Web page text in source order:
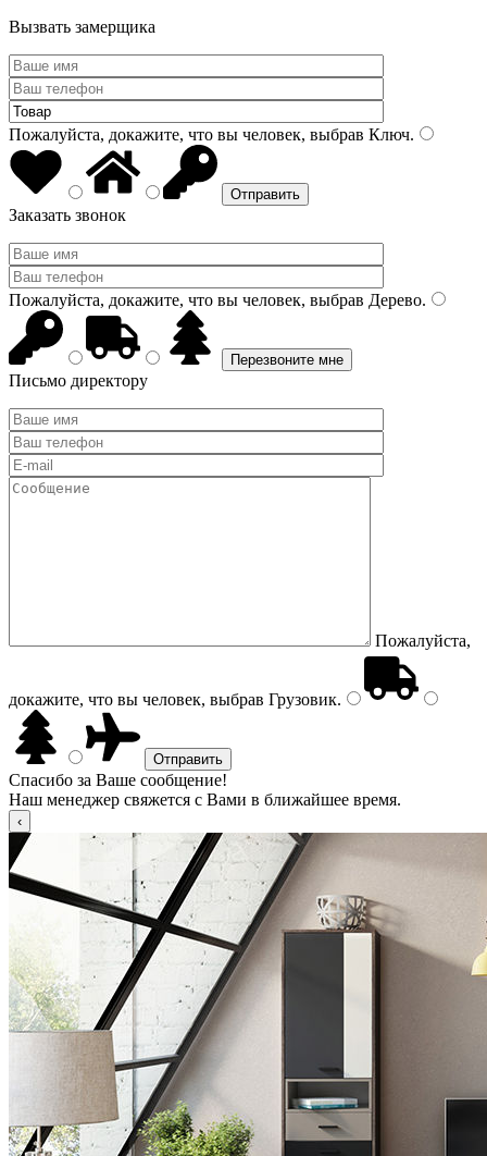
Вызвать замерщика
Пожалуйста, докажите, что вы человек, выбрав Ключ.
Заказать звонок
Пожалуйста, докажите, что вы человек, выбрав Дерево.
Письмо директору
Пожалуйста,
докажите, что вы человек, выбрав Грузовик.
Спасибо за Ваше сообщение!
Наш менеджер свяжется с Вами в ближайшее время.